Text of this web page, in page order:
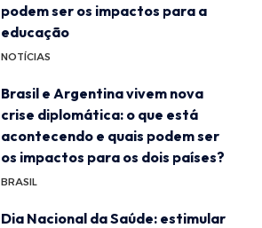
podem ser os impactos para a
educação
NOTÍCIAS
Brasil e Argentina vivem nova
crise diplomática: o que está
acontecendo e quais podem ser
os impactos para os dois países?
BRASIL
Dia Nacional da Saúde: estimular